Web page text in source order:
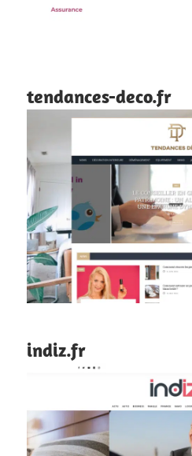
tendances-deco.fr
indiz.fr